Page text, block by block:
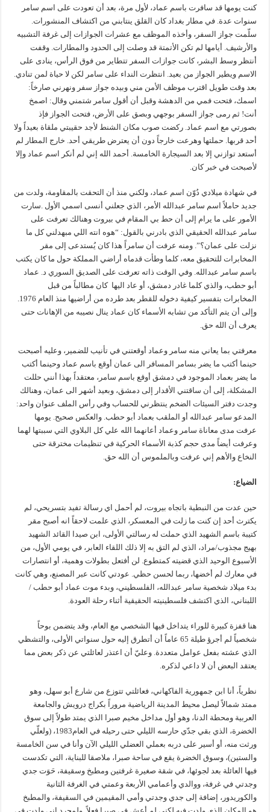
كنت يومها قد سافرت باسم عماد، لأول مرة، بعد أن تعودت على اسم سامر
سنوات عدة. في مطار بغداد كان القلق ينتابني من اكتشاف المنشورات.
سلّمت جواز السفر، وأخذه الموظف مع عشرات الجوازات إلى غرفة التشبيه
والأرشيف. أيامها لم تكن الأتمتة قد وصلت إلى الحدود والمطارات. وقفت
أنتظر وسط البشر، كانت جوازات السفر تتطاير من فوق الرأس، ينادى على
الاسم ويطير الجواز من بعيد. انتظرت النداء على سامر لكن لا حياة لمن تنادي.
بعد وقت طويل اقترب موظف الأمن مني وبيده جواز سفر ونهرني صارخاً:
اسمك، فتحت فمي من الدهشة وقبل أن أقول سامر شتمني وقال: اصمخ
أنت! ثم رمى جواز السفر بوجهي وبصق على الأرض، فتحت الجواز فإذ
بصورتي مع اسم عماد. ركضت صوب مكان الشنط لأجد حقيبتي ملقاة بعيداً ولا
أحد قربها. حملتها وهرعت خارجاً دون أن يعترض طريقي أحد. خارج المطار لم
أستعد توازني إلا بعد السيجارة الخامسة. أحمد الله إني لم أنكر اسم عماد وإلا
لأصبحت في خبر كان.
في شهادة ميلادي دُوّن اسم عماد، ولكني منذ أن التحقت بالمقاومة، ولدت من
جديد حاملاً اسم سامر عبدالله الأمر، الذي جعلني أنسى اسمي الأول .سارت
الأمور على ما يرام إلى أن حط بي المقام في بيروت وهنالك تعرفت على
سامر عبدالله الحقيقي الذي بادرني بالقول: “هوه انته اللي مبهدلني كل ما
نزلت على عمان؟”. ومنه عرفت أن سامراً هذا كان يُستدعى إلى مقر
المخابرات للتحقيق معه، كلما وطأت قدماه أراضي المملكة حول ما كان يكتب
باسم سامر عبدالله. وفي الوقت ذاته تعرفت على الصديق السوري د. عماد
أبو حطب، والذي كلما غادر دمشق، أو عاد اليها كان مطالباً من قبل
وإلى أن يتم التأكد من تشابه الأسماء كان عماد ينال نصيبه من الإهانات حتى
يعرف أن الله حق.
معرفتي بما يعاني منه سامر وعماد أوقعتني في تأنيب للضمير، وعليه أصبحت
حينما أكتب ما يضر بسامر المسافر الى عمان أوقع باسم عماد وحينما أكتب
ما يضر بعماد الموجود في دمشق أوقع باسم سامر، معتقداً بهذا أنني حللت
المشكلة، إلى أن ساقتني الأقدار إلى دمشق، وبعيد أشهر الى عمان، وهنالك
وجدت دفتر السيئات الضخم ينتظرني للحساب وفي رأس الملف عنوان واحد:
المدعو سامر عبدالله أو الملقب بعماد أبو حطب. والعكس صحيح. يومها
عرفت مدى معاناة سامر وعماد أعانهما الله علي كل البلاوي التي سببتها لهما
وعرفت أيضاً مدى حجم كذبة الأسماء الحركية في تنظيمات مخترقة حتى
النخاع والأهم إني عرفت وبالملموس أن الله حق.
الضياع:
حين عدت من النبطية باتجاه بيروت، لم أحمل اي رسالة تفيد بتسريحي، لم
يكترث أحد إن كنت ما زلت في المعسكر، الذي علمت لاحقاً انه أصبح مقر
كتيبة باسم الشهيد الذي حملت له رسالتي الأولى، ابن صيدا القائد الشهيد
بهيج مجذوب/مراد، الذي لم التق به إلا ذلك اللقاء العابر، في يومي الأول، من
الأسبوع الوحيد الذي قضيته كمتطوع. لن أفتعل بطولات وهمية، أو انتصارات
في معارك لم أخضها، ربما لحسن حظي. عودتي كانت عبر المصنع، وهي كانت
بدء ميلاد شخصية سامر عبدالله، الفلسطيني، وبدء موت عماد أبو حطب /
اللبناني، الذي اكتشف فلسطينيته الحقيقية أثناء رحلة العودة.
هنا قفزة كبيرة للوراء يتداخل فيها الشخصي مع العام، وقد يتضمن بوحاً
شخصياً لم أجرؤ طيلة 65 عاماً أن أتطرق إليه حول سنواتي الأولى، والتشظي
الذي عشته بفعل عوامل متعددة. وعليّ أن اعتذر لعائلتي عن ذكر بعض مما
يعتقد البعض أن لا داعي لذكره.
نظرياً، أنا ابن جمهورية الفاكهاني، فعائلتي تتوزع من شارع أبو سهل، وهو
ممتد شمالاً ليصل محيط المدينة الرياضية مروراً بكراج درويش والجامعة
العربية ومحطة الدنا، وهو أول مداخل مخيم صبرا الذي يمتد طولاً إلى سوق
الخضرة، الذي بقي جدّي حارسه الليلي حتى رحيله في العام1983، (ولعلّي
ورثت منه، أو أسير على دربه بعملي العضلي الليلي الآن وأنا في سن الخامسة
والستين)، وسوق الخضرة يقع في ساحة صبرا، ملاصقا للبناية، التي تكدست
فيها العائلة بعد لجوئها، في شقة صغيرة غرفتين ومطبخ وسقيفة، حَوَت جدي
وجدتي في غرفة، ووالدي وأعمامي الأربعة وعمتي في الغرفة الثانية
والكوريدور، إضافة إلى جدي وجدتي وأمي المقيمين في السقيفة، والمطبخ